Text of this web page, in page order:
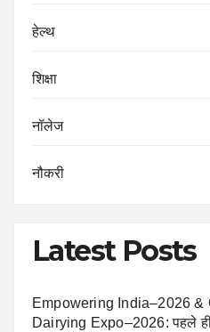
हेल्थ
शिक्षा
नॉलेज
नौकरी
Latest Posts
Empowering India–2026 &
Dairying Expo–2026: पहले ही